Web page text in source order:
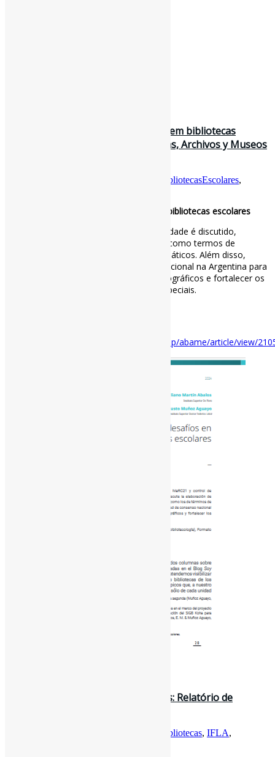
Esquemas de metadados e desafios em bibliotecas
escolares / Anuario sobre Bibliotecas, Archivos y Museos
BibliotecasEscolares,
Esquemas de metadados e desafios em bibliotecas escolares
O desenvolvimento de arquivos de autoridade é discutido,
sugerindo critérios e campos essenciais, como termos de
assunto, termos de pessoa e termos temáticos. Além disso,
levanta-se a necessidade de consenso nacional na Argentina para
melhorar o intercâmbio de registros bibliográficos e fortalecer os
serviços de informação em contextos especiais.
https://cendie.abc.gob.ar/revistas/index.php/abame/article/view/
O futuro dos futuros nas bibliotecas: Relatório de
Bibliotecas, IFLA,